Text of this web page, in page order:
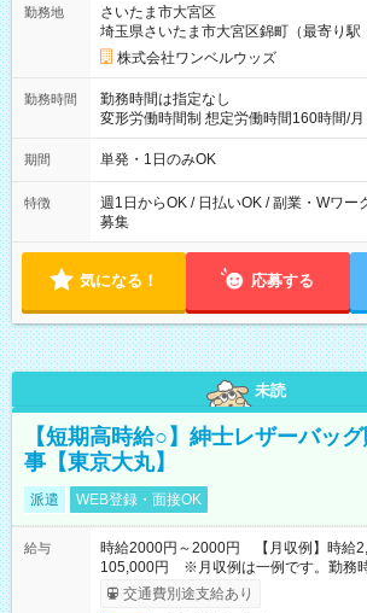
勤務地
さいたま市大宮区
埼玉県さいたま市大宮区錦町（最寄り駅
株式会社ワンベルウッズ
勤務時間
勤務時間は指定なし
変形労働時間制 想定労働時間160時間/月 【シフト例】 ・8：00
～21：00
期間 単発・1日のみOK
特徴
週1日からOK / 日払いOK / 副業・Wワー
募集
気になる！ 応募する
未読
【短期高時給○】紳士レザーバッ
事【東京大丸】
派遣 WEB登録・面接OK
給与
時給2000円～2000円 【月収例】時給
105,000円 ※月収例は一例です。勤務
いたします。
交通費別途支給あり